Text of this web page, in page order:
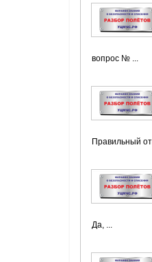
вопрос № ...
Правильный
Да, ...